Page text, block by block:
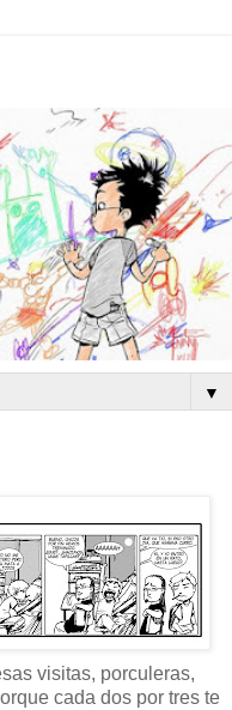
▼
visitas, porculeras,
cada dos por tres te